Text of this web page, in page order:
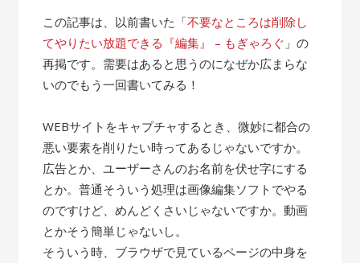
この記事は、以前書いた「不要なところは削除し
てやりたい放題できる『編集』 – もぎゃろぐ 」の
再掲です。需要はあると思うのになぜか広まらな
いのでもう一回書いてみる！
WEBサイトをキャプチャするとき、微妙に都合の
悪い要素を削りたい時ってあるじゃないですか。
広告とか、ユーザーさんのお名前を伏せ字にする
とか。普通そういう処理は画像編集ソフトでやる
のですけど、めんどくさいじゃないですか。動画
とかそう簡単じゃないし。
そういう時、ブラウザで見ているページの中身を